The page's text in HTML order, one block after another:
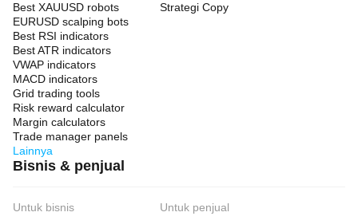
Best XAUUSD robots
EURUSD scalping bots
Best RSI indicators
Best ATR indicators
VWAP indicators
MACD indicators
Grid trading tools
Risk reward calculator
Margin calculators
Trade manager panels
Lainnya
Strategi Copy
Bisnis & penjual
Untuk bisnis
Untuk penjual